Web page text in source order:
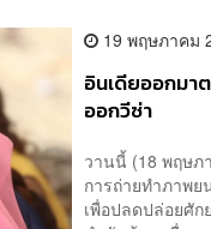
19 พฤษภาคม
อินเดียออกมา
ออกวีซ่า
วานนี้ (18 พฤษภ
การถ่ายทำภาพ
เพื่อปลดปล่อยศั